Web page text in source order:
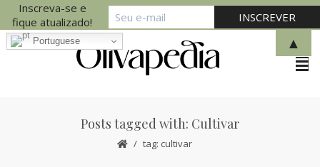
Posts tagged with: Cultivar
tag: cultivar
Inscreva-se e
fique atualizado!
▲
Portuguese